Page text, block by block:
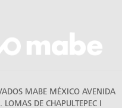
MABE MÉXICO AVENIDA
DE CHAPULTEPEC I